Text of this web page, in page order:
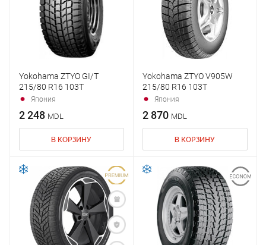
Yokohama ZTYO GI/T
215/80 R16 103T
Япония
2 248 MDL
В КОРЗИНУ
Yokohama ZTYO V905W
215/80 R16 103T
Япония
2 870 MDL
В КОРЗИНУ